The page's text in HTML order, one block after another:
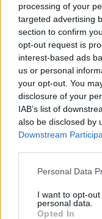
processing of your
targeted advertising
section to confirm
opt-out request is
interest-based ads
us or personal
your opt-out. You
disclosure of your
IAB’s list of
also be disclosed by
Downstream
Personal Data
I want to opt-
personal data.
Opted In